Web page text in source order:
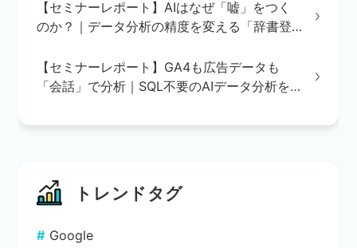
【セミナーレポート】AIはなぜ「嘘」をつく
のか？｜データ分析の精度を変える「辞書登
【セミナーレポート】GA4も広告データも
「会話」で分析｜SQL不要のAIデータ分析を
トレンドタグ
Google